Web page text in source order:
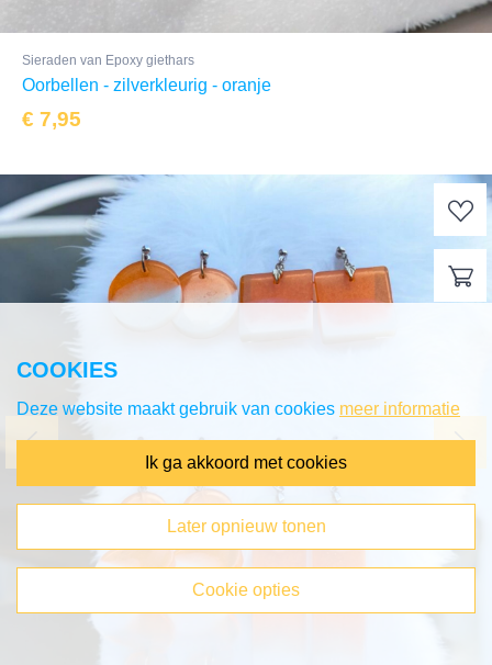
Sieraden van Epoxy giethars
Oorbellen - zilverkleurig - oranje
€ 7,95
COOKIES
Deze website maakt gebruik van cookies meer informatie
ik ga akkoord met cookies
later opnieuw tonen
cookie opties